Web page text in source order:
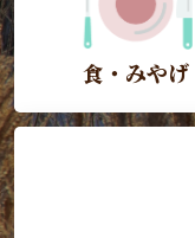
食・みやげ